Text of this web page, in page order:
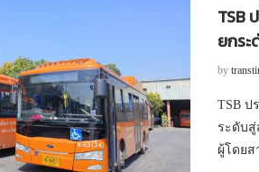
TSB
ยกระ
by
TSB ป
ระดับสู่
ผู้โดยส